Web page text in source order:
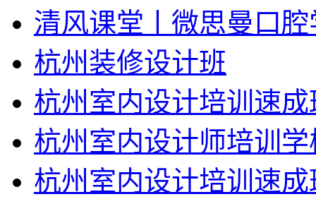
清风课堂丨微思曼口
杭州装修设计班
杭州室内设计培训速成
杭州室内设计师培训
杭州室内设计培训速成